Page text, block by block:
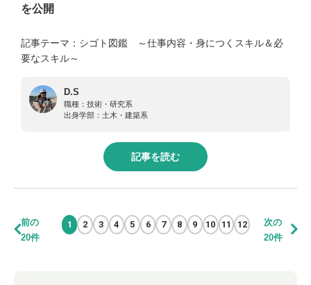
を公開
記事テーマ：シゴト図鑑 ～仕事内容・身につくスキル＆必
要なスキル～
D.S
職種： 技術・研究系
出身学部： 土木・建築系
記事を読む
前の
20件
1 2 3 4 5 6 7 8 9 10 11 12
次の
20件